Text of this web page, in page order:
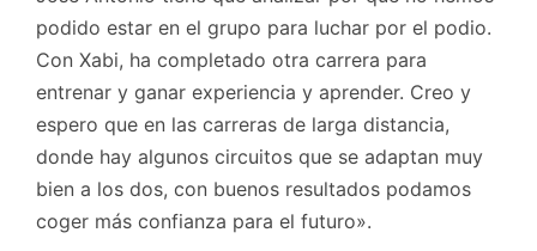
podido estar en el grupo para luchar por el podio.
Con Xabi, ha completado otra carrera para
entrenar y ganar experiencia y aprender. Creo y
espero que en las carreras de larga distancia,
donde hay algunos circuitos que se adaptan muy
bien a los dos, con buenos resultados podamos
coger más confianza para el futuro».